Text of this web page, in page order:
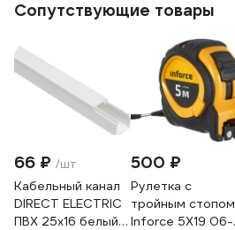
Сопутствующие товары
66 ₽ /шт
Кабельный канал
DIRECT ELECTRIC
ПВХ 25x16 белый
500 ₽
Рулетка с
тройным стопом
Inforce 5Х19 06-